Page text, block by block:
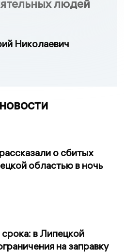
людей
Николаевич
о сбитых
областью в ночь
в Липецкой
на заправку